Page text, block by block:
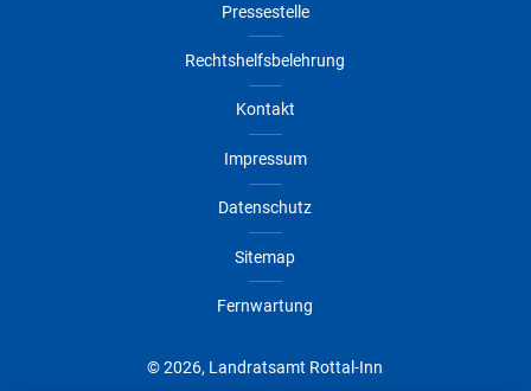
© 2026, Landratsamt Rottal-Inn
Pressestelle
Rechtshelfsbelehrung
Kontakt
Impressum
Datenschutz
Sitemap
Fernwartung